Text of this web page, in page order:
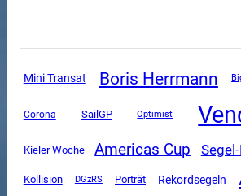
Mini Transat Boris Herrmann
Corona SailGP Optimist
Kieler Woche Americas Cup
Kollision DGzRS Porträt Rekordsegeln